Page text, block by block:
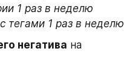
1 раз в неделю
тегами 1 раз в неделю
негатива на